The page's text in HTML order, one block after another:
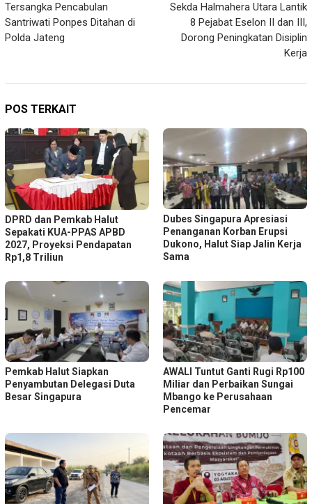
pos
Tersangka Pencabulan
Santriwati Ponpes Ditahan di
Polda Jateng
Sekda Halmahera Utara Lantik
8 Pejabat Eselon II dan III,
Dorong Peningkatan Disiplin
Kerja
POS TERKAIT
DPRD dan Pemkab Halut
Sepakati KUA-PPAS APBD
2027, Proyeksi Pendapatan
Rp1,8 Triliun
Dubes Singapura Apresiasi
Penanganan Korban Erupsi
Dukono, Halut Siap Jalin Kerja
Sama
Pemkab Halut Siapkan
Penyambutan Delegasi Duta
Besar Singapura
AWALI Tuntut Ganti Rugi Rp100
Miliar dan Perbaikan Sungai
Mbango ke Perusahaan
Pencemar